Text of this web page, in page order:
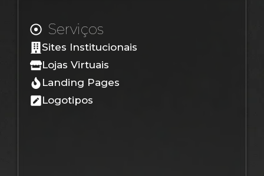
Serviços
Sites Institucionais
Lojas Virtuais
Landing Pages
Logotipos